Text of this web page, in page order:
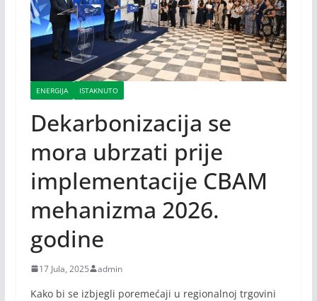
ENERGIJA ISTAKNUTO
Dekarbonizacija se
mora ubrzati prije
implementacije CBAM
mehanizma 2026.
godine
17 Jula, 2025 admin
Kako bi se izbjegli poremećaji u regionalnoj trgovini